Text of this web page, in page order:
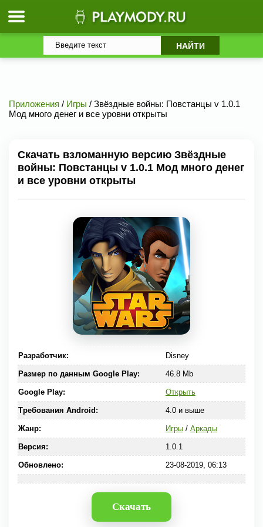
Приложения / Игры / Звёздные войны: Повстанцы v 1.0.1
Мод много денег и все уровни открыты
Скачать взломанную версию Звёздные
войны: Повстанцы v 1.0.1 Мод много денег
и все уровни открыты
Разработчик: Disney
Размер по данным Google Play: 46.8 Mb
Google Play: Открыть
Требования Android: 4.0 и выше
Жанр: Игры/ Аркады
Версия: 1.0.1
Обновлено: 23-08-2019, 06:13
Скачать